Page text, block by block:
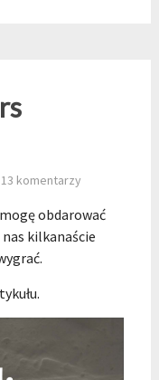
13 komentarzy
obdarować
kilkanaście